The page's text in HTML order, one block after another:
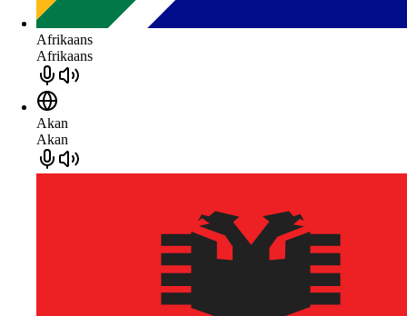
Afrikaans
Afrikaans
Akan
Akan